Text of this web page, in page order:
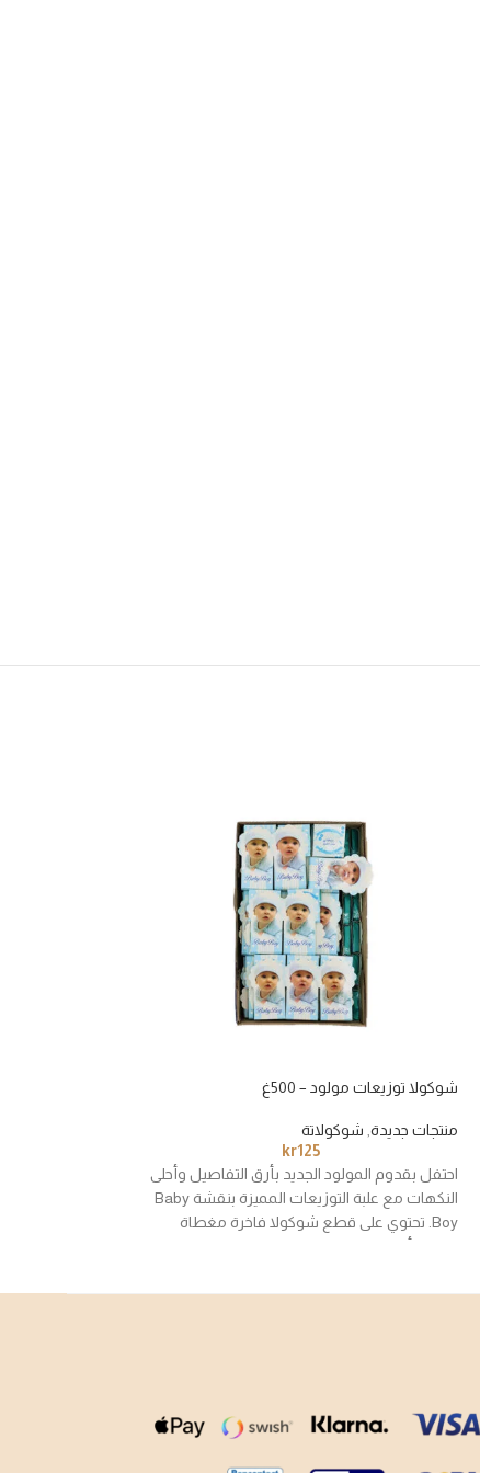
شوكولا توزيعات مولود – 500غ
منتجات جديدة, شوكولاتة
kr125
احتفل بقدوم المولود الجديد بأرق التفاصيل وأحلى
النكهات مع علبة التوزيعات المميزة بنقشة Baby
Boy. تحتوي على قطع شوكولا فاخرة مغطاة